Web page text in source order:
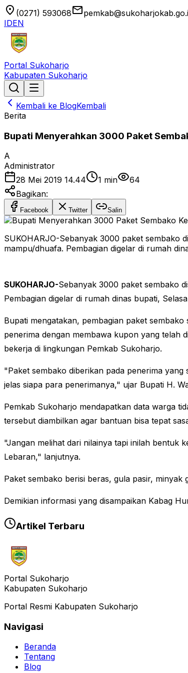
location_on (0271) 593068email
IDEN
Portal Sukoharjo
Kabupaten Sukoharjo
Kembali ke BlogKembali
Berita
Bupati Menyerahkan 3000 Paket
A
Administrator
28 Mei 2019 14.44
1 min
64
Bagikan:
Facebook Twitter Salin
SUKOHARJO-Sebanyak 3000 paket sembako
mampu/dhuafa. Pembagian digelar di rumah
SUKOHARJO-Sebanyak 3000 paket sembako
Pembagian digelar di rumah dinas bupati,
Bupati mengatakan, pembagian paket
penerima dengan membawa kupon yang telah
bekerja di lingkungan Pemkab Sukoharjo.
"Paket sembako diberikan pada penerima
jelas siapa para penerimanya," ujar Bupati H.
Pemkab Sukoharjo mendapatkan data warga
tersebut diambilkan agar bantuan bisa tepat
"Jangan melihat dari nilainya tapi inilah bentuk
Lebaran," lanjutnya.
Paket sembako berisi beras, gula pasir, minyak
Demikian informasi yang disampaikan Kabag
Artikel Terbaru
Portal Sukoharjo
Kabupaten Sukoharjo
Portal Resmi Kabupaten Sukoharjo
Navigasi
Beranda
Tentang
Blog